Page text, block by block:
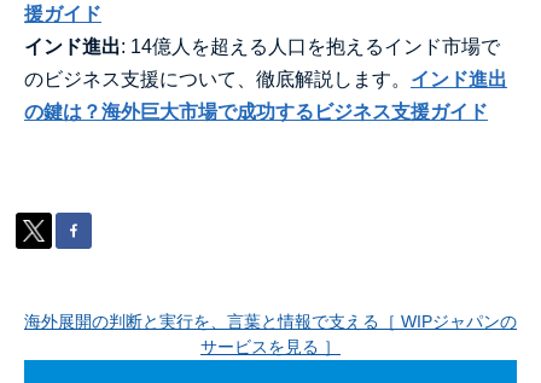
援ガイド
インド進出: 14億人を超える人口を抱えるインド市場で
のビジネス支援について、徹底解説します。 インド進出
の鍵は？海外巨大市場で成功するビジネス支援ガイド
海外展開の判断と実行を、言葉と情報で支える［ WIPジャパンの
サービスを見る ］